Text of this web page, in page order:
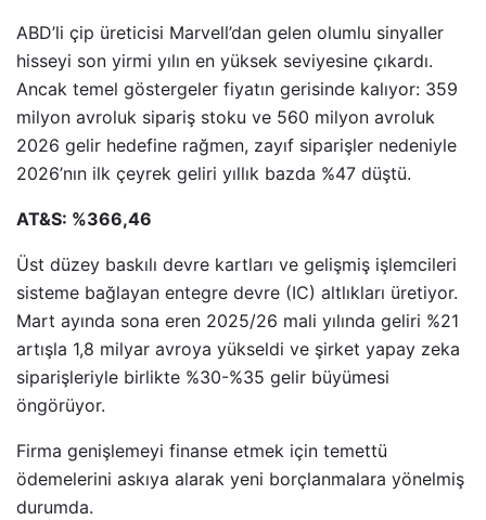
ABD’li çip üreticisi Marvell’dan gelen olumlu sinyaller
hisseyi son yirmi yılın en yüksek seviyesine çıkardı.
Ancak temel göstergeler fiyatın gerisinde kalıyor: 359
milyon avroluk sipariş stoku ve 560 milyon avroluk
2026 gelir hedefine rağmen, zayıf siparişler nedeniyle
2026’nın ilk çeyrek geliri yıllık bazda %47 düştü.
AT&S: %366,46
Üst düzey baskılı devre kartları ve gelişmiş işlemcileri
sisteme bağlayan entegre devre (IC) altlıkları üretiyor.
Mart ayında sona eren 2025/26 mali yılında geliri %21
artışla 1,8 milyar avroya yükseldi ve şirket yapay zeka
siparişleriyle birlikte %30-%35 gelir büyümesi
öngörüyor.
Firma genişlemeyi finanse etmek için temettü
ödemelerini askıya alarak yeni borçlanmalara yönelmiş
durumda.